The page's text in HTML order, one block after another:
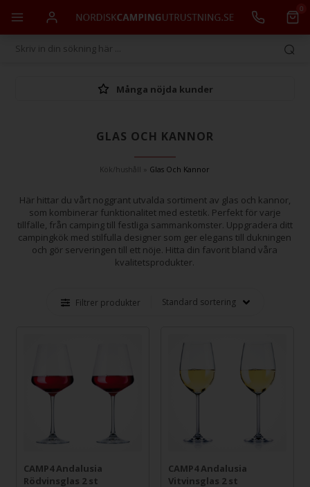
0
Många nöjda kunder
GLAS OCH KANNOR
Kök/hushåll Glas Och Kannor
Här hittar du vårt noggrant utvalda sortiment av glas och kannor,
som kombinerar funktionalitet med estetik. Perfekt för varje
tillfälle, från camping till festliga sammankomster. Uppgradera ditt
campingkök med stilfulla designer som ger elegans till dukningen
och gör serveringen till ett nöje. Hitta din favorit bland våra
kvalitetsprodukter.
Filtrer produkter
CAMP4 Andalusia
Rödvinsglas 2 st
CAMP4 Andalusia
Vitvinsglas 2 st